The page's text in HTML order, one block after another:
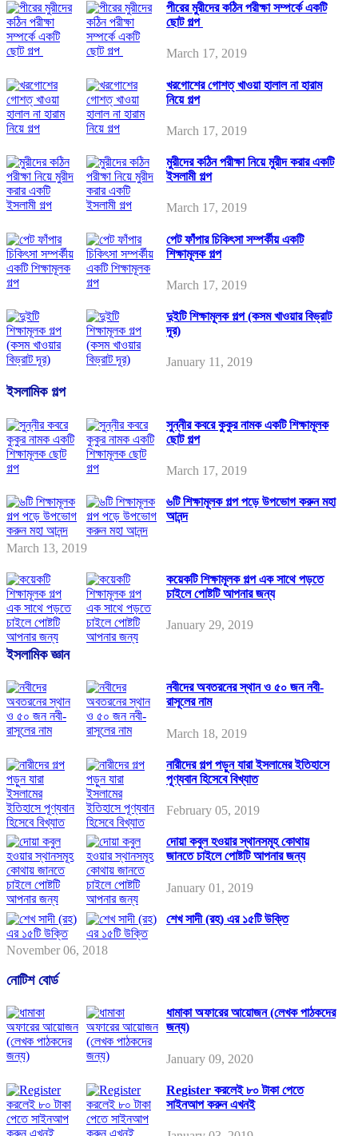
পীরের মুরীদের কঠিন পরীক্ষা সম্পর্কে একটি
ছোট গল্প
March 17, 2019
খরগোশের গোশত্ খাওয়া হালাল না হারাম
নিয়ে গল্প
March 17, 2019
মুরীদের কঠিন পরীক্ষা নিয়ে মুরীদ করার একটি
ইসলামী গল্প
March 17, 2019
পেট ফাঁপার চিকিৎসা সম্পর্কীয় একটি
শিক্ষামূলক গল্প
March 17, 2019
দুইটি শিক্ষামূলক গল্প (কসম খাওয়ার বিভ্রাট
দূর)
January 11, 2019
ইসলামিক গল্প
সুন্নীর কবরে কুকুর নামক একটি শিক্ষামূলক
ছোট গল্প
March 17, 2019
৬টি শিক্ষামূলক গল্প পড়ে উপভোগ করুন মহা
আনন্দ
March 13, 2019
কয়েকটি শিক্ষামূলক গল্প এক সাথে পড়তে
চাইলে পোষ্টটি আপনার জন্য
January 29, 2019
ইসলামিক জ্ঞান
নবীদের অবতরনের স্থান ও ৫০ জন নবী-
রাসূলের নাম
March 18, 2019
নারীদের গল্প পড়ুন যারা ইসলামের ইতিহাসে
পূণ্যবান হিসেবে বিখ্যাত
February 05, 2019
দোয়া কবুল হওয়ার স্থানসমূহ কোথায়
জানতে চাইলে পোষ্টটি আপনার জন্য
January 01, 2019
শেখ সাদী (রহ) এর ১৫টি উক্তি
November 06, 2018
নোটিশ বোর্ড
ধামাকা অফারের আয়োজন (লেখক পাঠকদের
জন্য)
January 09, 2020
Register করলেই ৮০ টাকা পেতে
সাইনআপ করুন এখনই